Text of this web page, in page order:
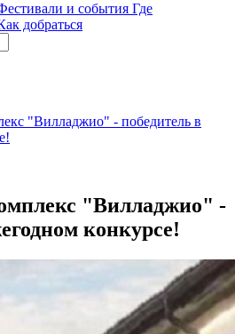
и события Где
добраться
"Вилладжио" - победитель в
"Вилладжио" -
конкурсе!